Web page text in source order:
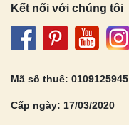
Kết nối với chúng tôi
Mã số thuế: 0109125945
Cấp ngày: 17/03/2020